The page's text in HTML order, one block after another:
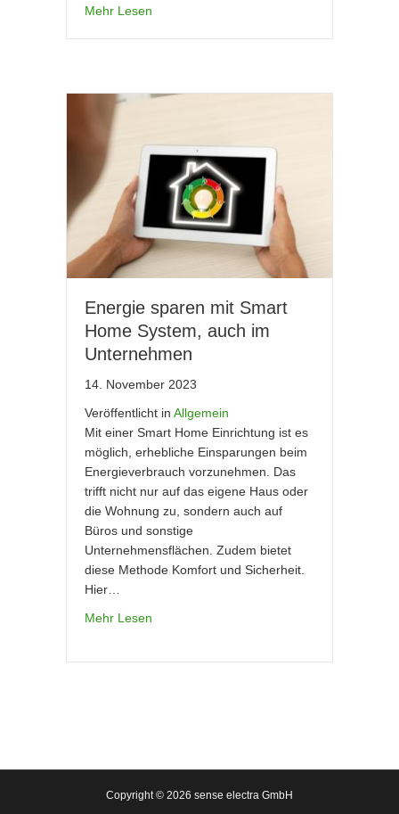
Mehr Lesen
Energie sparen mit Smart
Home System, auch im
Unternehmen
14. November 2023
Veröffentlicht in Allgemein
Mit einer Smart Home Einrichtung ist es
möglich, erhebliche Einsparungen beim
Energieverbrauch vorzunehmen. Das
trifft nicht nur auf das eigene Haus oder
die Wohnung zu, sondern auch auf
Büros und sonstige
Unternehmensflächen. Zudem bietet
diese Methode Komfort und Sicherheit.
Hier…
Mehr Lesen
Copyright © 2026 sense electra GmbH